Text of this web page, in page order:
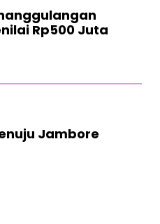
Rp500 Juta
Jambore